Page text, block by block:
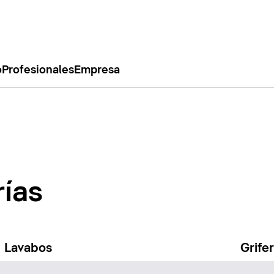
ProfesionalesEmpresa
Lavabos